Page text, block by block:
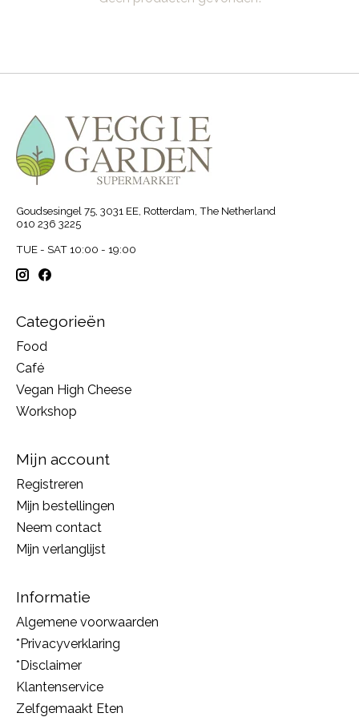
Goudsesingel 75, 3031 EE, Rotterdam, The Netherland
010 236 3225
TUE - SAT 10:00 - 19:00
Categorieën
Food
Café
Vegan High Cheese
Workshop
Mijn account
Registreren
Mijn bestellingen
Neem contact
Mijn verlanglijst
Informatie
Algemene voorwaarden
*Privacyverklaring
*Disclaimer
Klantenservice
Zelfgemaakt Eten